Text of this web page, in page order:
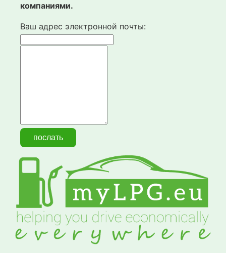
компаниями.
Ваш адрес электронной почты: